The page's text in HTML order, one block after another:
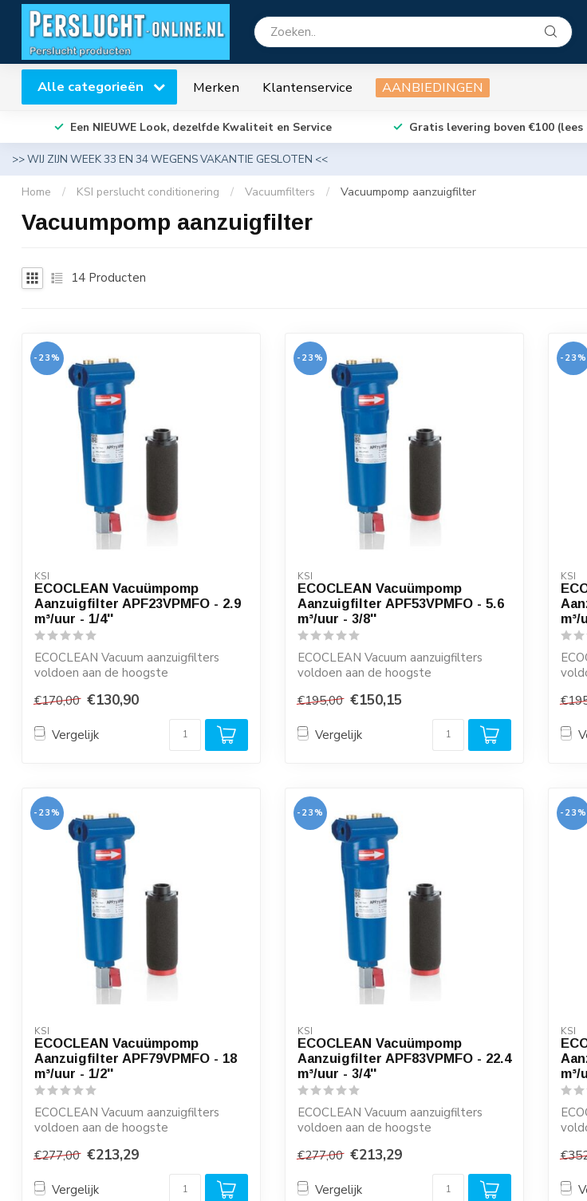
Alle categorieën Merken Klantenservice AANBIEDINGEN
Een NIEUWE Look, dezelfde Kwaliteit en Service Gratis levering boven €100
>> WIJ ZIJN WEEK 33 EN 34 WEGENS VAKANTIE GESLOTEN <<
Home / KSI perslucht conditionering / Vacuumfilters / Vacuumpomp aanzuigfilter
Vacuumpomp aanzuigfilter
14 Producten
-23%
KSI
ECOCLEAN Vacuümpomp
Aanzuigfilter APF23VPMFO - 2.9
m³/uur - 1/4''
ECOCLEAN Vacuum aanzuigfilters
voldoen aan de hoogste
€170,00 €130,90
Vergelijk
-23%
KSI
ECOCLEAN Vacuümpomp
Aanzuigfilter APF53VPMFO - 5.6
m³/uur - 3/8''
ECOCLEAN Vacuum aanzuigfilters
voldoen aan de hoogste
€195,00 €150,15
Vergelijk
-23%
KSI
m³/
-23%
KSI
ECOCLEAN Vacuümpomp
Aanzuigfilter APF79VPMFO - 18
m³/uur - 1/2''
ECOCLEAN Vacuum aanzuigfilters
voldoen aan de hoogste
€277,00 €213,29
Vergelijk
-23%
KSI
ECOCLEAN Vacuümpomp
Aanzuigfilter APF83VPMFO - 22.4
m³/uur - 3/4''
ECOCLEAN Vacuum aanzuigfilters
voldoen aan de hoogste
€277,00 €213,29
Vergelijk
-23%
KSI
m³/